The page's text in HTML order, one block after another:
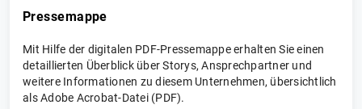
Pressemappe
Mit Hilfe der digitalen PDF-Pressemappe erhalten Sie einen
detaillierten Überblick über Storys, Ansprechpartner und
weitere Informationen zu diesem Unternehmen, übersichtlich
als Adobe Acrobat-Datei (PDF).